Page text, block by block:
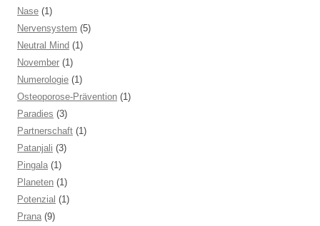
Nase (1)
Nervensystem (5)
Neutral Mind (1)
November (1)
Numerologie (1)
Osteoporose-Prävention (1)
Paradies (3)
Partnerschaft (1)
Patanjali (3)
Pingala (1)
Planeten (1)
Potenzial (1)
Prana (9)